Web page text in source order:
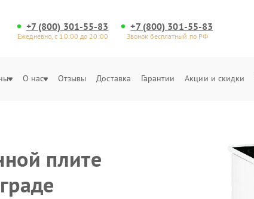
+7 (800) 301-55-83
Ежедневно, с 10:00 до 20:00
+7 (800) 301-55-83
Звонок бесплатный по РФ
О нас Отзывы Доставка Гарантии Акции и скидки
плите